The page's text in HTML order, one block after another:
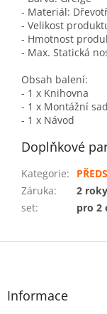
- Materiál:
- Velikost
- Hmotnost
- Max. Statická
Obsah balení:
- 1 x Knihovna
- 1 x Montážní
- 1 x Návod
Doplňkové
Kategorie:
Záruka:
2 roky
set: pro 2
Z
Informace